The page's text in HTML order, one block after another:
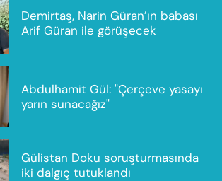
Demirtaş, Narin Güran’ın babası
Arif Güran ile görüşecek
Abdulhamit Gül: "Çerçeve yasayı
yarın sunacağız"
Gülistan Doku soruşturmasında
iki dalgıç tutuklandı